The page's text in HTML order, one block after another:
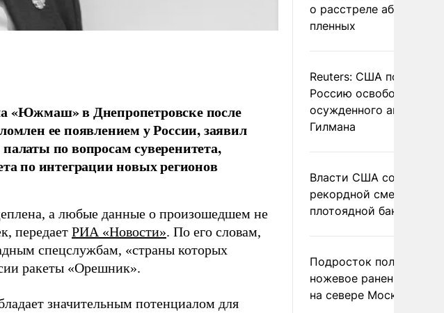
«Южмаш» в Днепропетровске после
ее появлением у России, заявил
по вопросам суверенитета,
по интеграции новых регионов
а любые данные о произошедшем не
передает РИА «Новости». По его словам,
спецслужбам, «страны которых
ракеты «Орешник».
значительным потенциалом для
о расстреле абхазских
пленных
Reuters: США
Россию освободить
осужденного
Гилмана
Власти США сообщили
рекордной смертности
плотоядной бактерии
Подросток получил
ножевое ранение в
на севере Москвы